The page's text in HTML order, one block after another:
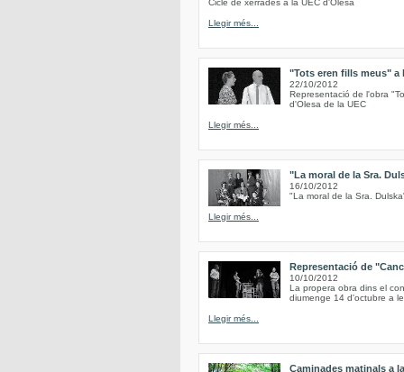
Cicle de xerrades a la UEC d'Olesa
Llegir més...
"Tots eren fills meus" a
22/10/2012
Representació de l'obra
d'Olesa de la UEC
Llegir més...
"La moral de la Sra.
16/10/2012
"La moral de la Sra.
Llegir més...
Representació de
10/10/2012
La propera obra dins el
diumenge 14 d'octubre a
Llegir més...
Caminades matinals a